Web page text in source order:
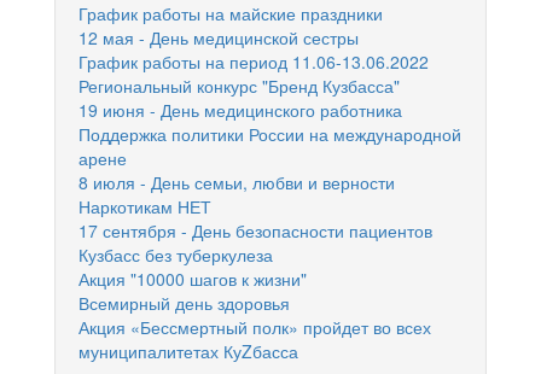
График работы на майские праздники
12 мая - День медицинской сестры
График работы на период 11.06-13.06.2022
Региональный конкурс "Бренд Кузбасса"
19 июня - День медицинского работника
Поддержка политики России на международной
арене
8 июля - День семьи, любви и верности
Наркотикам НЕТ
17 сентября - День безопасности пациентов
Кузбасс без туберкулеза
Акция "10000 шагов к жизни"
Всемирный день здоровья
Акция «Бессмертный полк» пройдет во всех
муниципалитетах КуZбасса